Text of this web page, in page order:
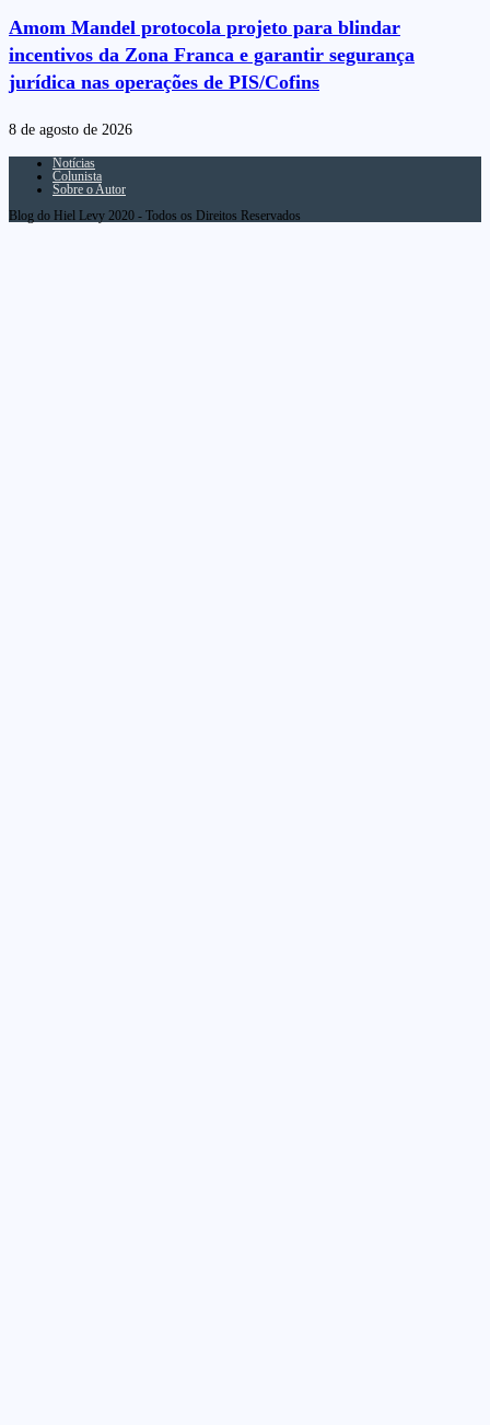
Amom Mandel protocola projeto para blindar
incentivos da Zona Franca e garantir segurança
jurídica nas operações de PIS/Cofins
8 de agosto de 2026
Notícias
Colunista
Sobre o Autor
Blog do Hiel Levy 2020 - Todos os Direitos Reservados